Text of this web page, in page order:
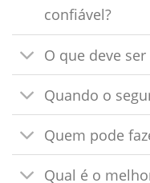
confiável?
O que deve
Quando o
Quem pode
Qual é o